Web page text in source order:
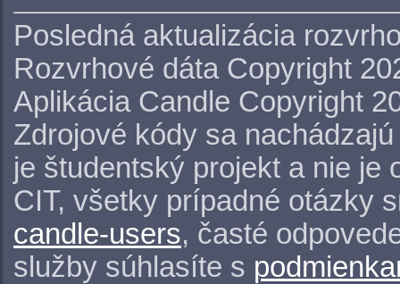
Posledná aktualizácia
Rozvrhové dáta Copyright
Aplikácia Candle Copyright
Zdrojové kódy sa
je študentský projekt a nie je
CIT, všetky prípadné otázky
candle-users, časté
služby súhlasíte s